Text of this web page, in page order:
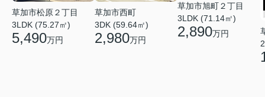
草加市松原２丁目
3LDK (75.27㎡)
5,490万円
草加市西町
3DK (59.64㎡)
2,980万円
草加市旭町２丁目
3LDK (71.14㎡)
2,890万円